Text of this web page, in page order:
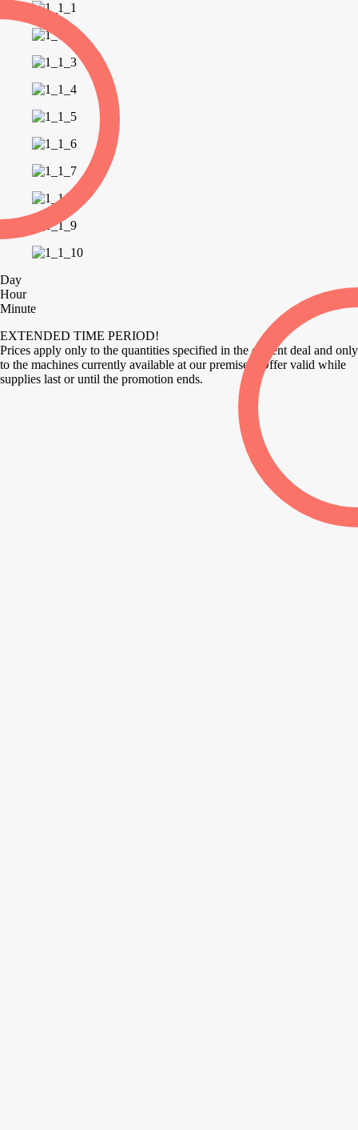
Day
Hour
Minute
EXTENDED TIME PERIOD!
Prices apply only to the quantities specified in the current deal and only
to the machines currently available at our premises. Offer valid while
supplies last or until the promotion ends.